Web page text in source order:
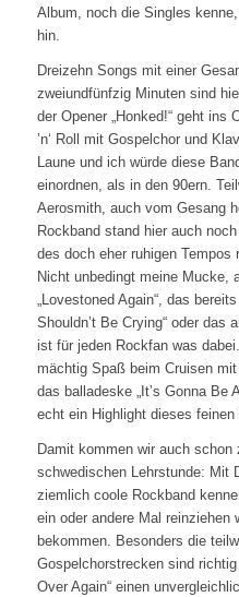
Album, noch die Singles
hin.
Dreizehn Songs mit einer
zweiundfünfzig Minuten sind
der Opener „Honked!“ geht ins
’n‘ Roll mit Gospelchor und
Laune und ich würde diese
einordnen, als in den 90ern.
Aerosmith, auch vom Gesang
Rockband stand hier auch
des doch eher ruhigen
Nicht unbedingt meine Mucke,
„Lovestoned Again“, das
Shouldn’t Be Crying“ oder das
ist für jeden Rockfan was
mächtig Spaß beim Cruisen
das balladeske „It’s Gonna Be
echt ein Highlight dieses feinen
Damit kommen wir auch schon
schwedischen Lehrstunde: Mit
ziemlich coole Rockband
ein oder andere Mal reinziehen
bekommen. Besonders die
Gospelchorstrecken sind richtig
Over Again“ einen